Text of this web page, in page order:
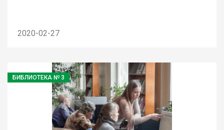
2020-02-27
БИБЛИОТЕКА № 3